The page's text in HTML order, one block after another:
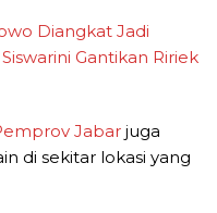
Diangkat Jadi
Gantikan Ririek
Jabar juga
di sekitar lokasi yang